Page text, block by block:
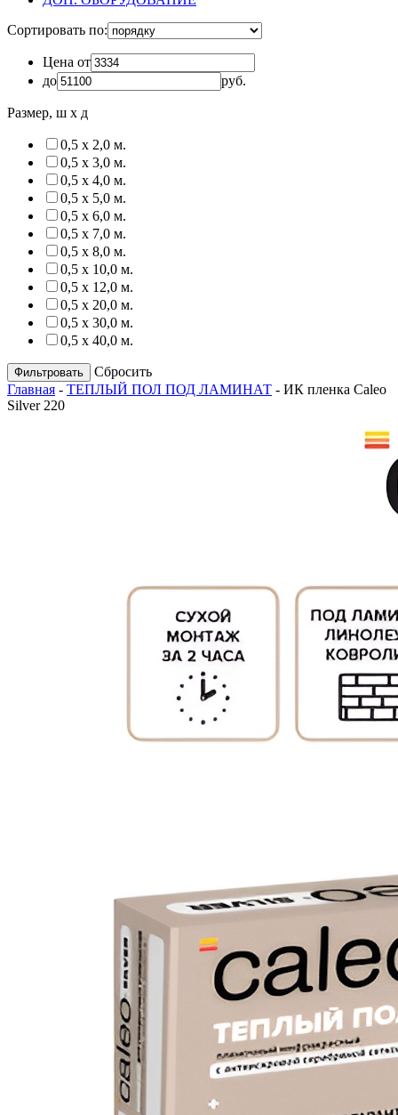
Сортировать по:
Цена от
до
руб.
Размер, ш х д
0,5 х 2,0 м.
0,5 х 3,0 м.
0,5 х 4,0 м.
0,5 х 5,0 м.
0,5 х 6,0 м.
0,5 х 7,0 м.
0,5 х 8,0 м.
0,5 х 10,0 м.
0,5 х 12,0 м.
0,5 х 20,0 м.
0,5 х 30,0 м.
0,5 х 40,0 м.
Сбросить
Главная - ТЕПЛЫЙ ПОЛ ПОД ЛАМИНАТ - ИК пленка Caleo
Silver 220